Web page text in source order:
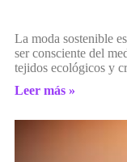
La moda sostenible
ser consciente del
tejidos ecológicos y
Leer más »